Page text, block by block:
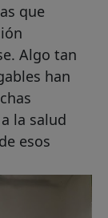
que
Algo tan
han
la salud
esos